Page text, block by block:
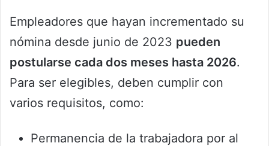
Empleadores que hayan incrementado su
nómina desde junio de 2023 pueden
postularse cada dos meses hasta 2026.
Para ser elegibles, deben cumplir con
varios requisitos, como:
Permanencia de la trabajadora por al